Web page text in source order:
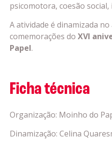
psicomotora, coesão social,
A atividade é dinamizada
comemorações do XVI
Papel.
Ficha técnica
Organização: Moinho do
Dinamização: Celina